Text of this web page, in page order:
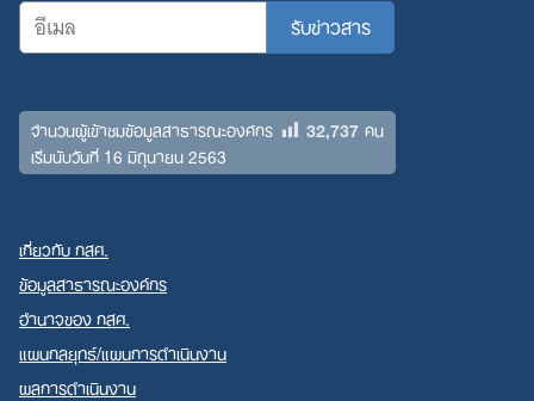
จำนวนผู้เข้าชมข้อมูลสาธารณะองค์กร 32,737คน
เริ่มนับวันที่ 16 มิถุนายน 2563
เกี่ยวกับ กสศ.
ข้อมูลสาธารณะองค์กร
อำนาจของ กสศ.
แผนกลยุทธ์/แผนการดำเนินงาน
ผลการดำเนินงาน